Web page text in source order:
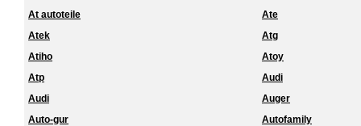
At autoteile
Ate
Atek
Atg
Atiho
Atoy
Atp
Audi
Audi
Auger
Auto-gur
Autofamily